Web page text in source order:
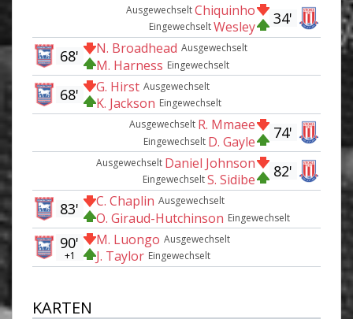
34'
AusgewechseltChiquinho
EingewechseltWesley
Ausgewechselt
N. Broadhead
Eingewechselt
M. Harness
68'
Ausgewechselt
G. Hirst
Eingewechselt
K. Jackson
68'
74'
Ausgewechselt R. Mmaee
Eingewechselt D. Gayle
82'
Ausgewechselt Daniel Johnson
EingewechseltS. Sidibe
Ausgewechselt
C. Chaplin
Eingewechselt
O. Giraud-Hutchinson
83'
Ausgewechselt
M. Luongo
Eingewechselt
J. Taylor
90'
+1
KARTEN